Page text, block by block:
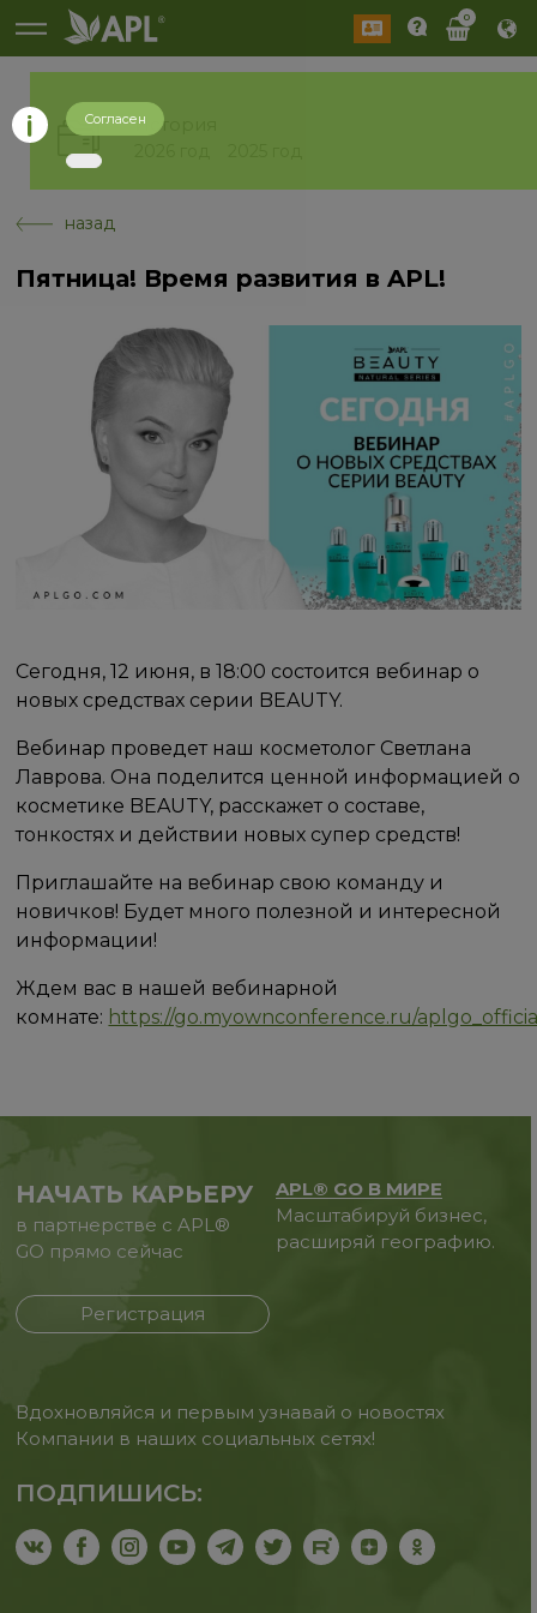
0
История
назад
Пятница! Время развития в APL!
Сегодня, 12 июня, в 18:00 состоится вебинар о
новых средствах серии BEAUTY.
Вебинар проведет наш косметолог Светлана
Лаврова. Она поделится ценной информацией о
косметике BEAUTY, расскажет о составе,
тонкостях и действии новых супер средств!
Приглашайте на вебинар свою команду и
новичков! Будет много полезной и интересной
информации!
Ждем вас в нашей вебинарной
комнате: https://go.myownconference.ru/
НАЧАТЬ КАРЬЕРУ
в партнерстве с APL®
GO прямо сейчас
Регистрация
APL® GO В МИРЕ
Масштабируй бизнес,
расширяй географию.
Вдохновляйся и первым узнавай о новостях
Компании в наших социальных сетях!
ПОДПИШИСЬ:
Согласен